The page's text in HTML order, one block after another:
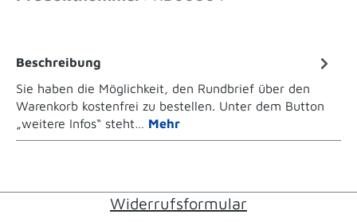
Beschreibung
Sie haben die Möglichkeit, den Rundbrief über den
Warenkorb kostenfrei zu bestellen. Unter dem Button
„weitere Infos“ steht… Mehr
Widerrufsformular